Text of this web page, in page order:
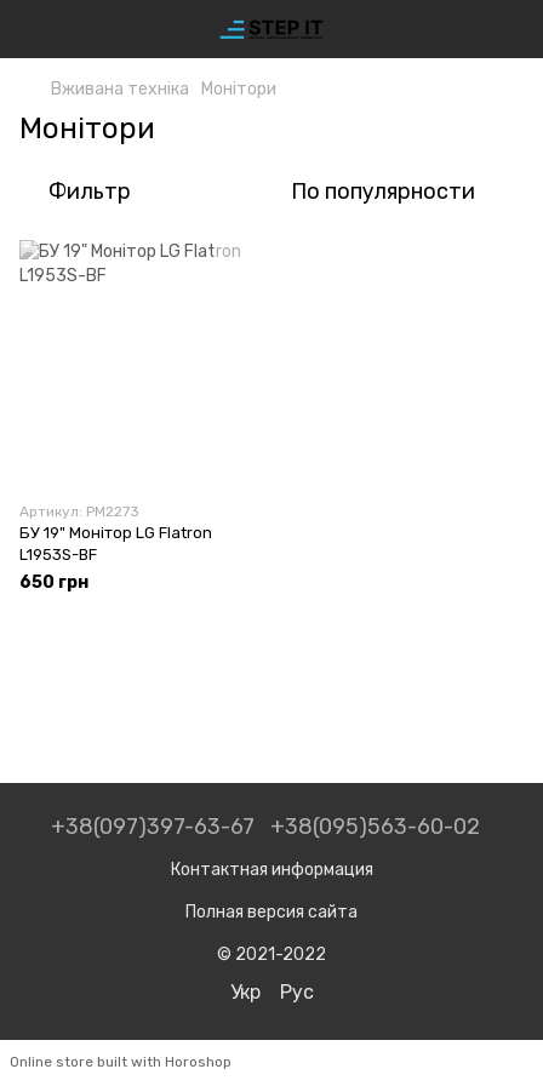
Вживана техніка Монітори
Монітори
Фильтр По популярности
Артикул: PM2273
БУ 19" Монітор LG Flatron
L1953S-BF
650 грн
+38(097)397-63-67 +38(095)563-60-02
Контактная информация
Полная версия сайта
© 2021-2022
Укр Рус
Online store built with Horoshop